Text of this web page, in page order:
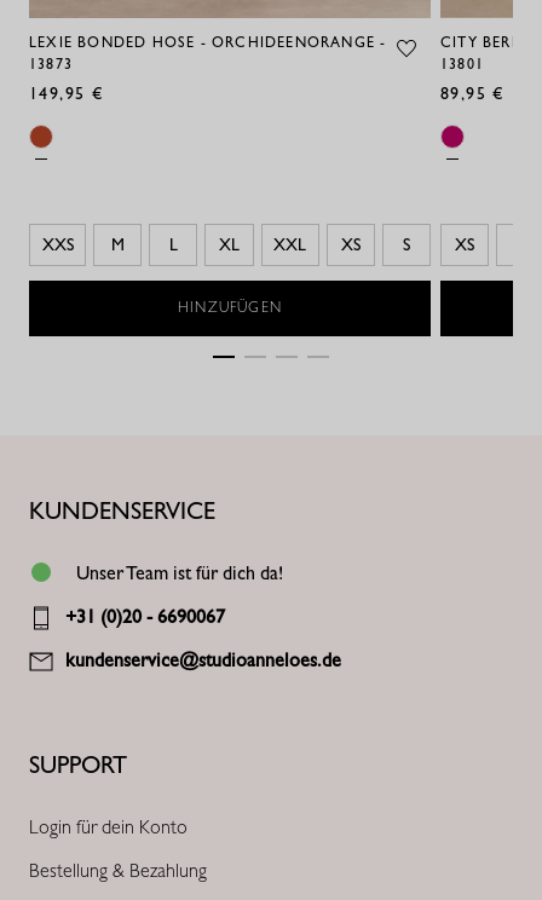
LEXIE BONDED HOSE - ORCHIDEENORANGE -
13873
149,95 €
XXS M L XL XXL XS S
HINZUFÜGEN
CITY
13801
89,95 €
XS
SUPPORT
Login für dein Konto
Bestellung & Bezahlung
KUNDENSERVICE
Unser Team ist für dich da!
+31 (0)20 - 6690067
kundenservice@studioanneloes.de